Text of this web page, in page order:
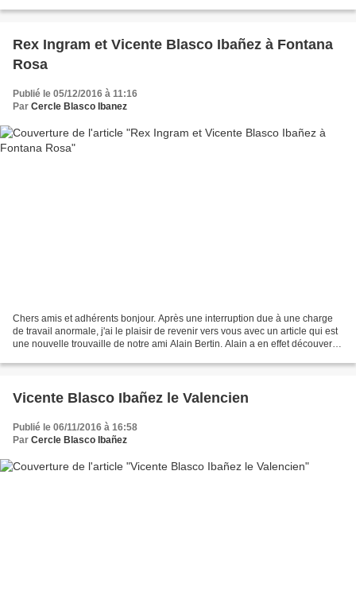
Rex Ingram et Vicente Blasco Ibañez à Fontana
Rosa
Publié le 05/12/2016 à 11:16
Par Cercle Blasco Ibanez
Chers amis et adhérents bonjour. Après une interruption due à une charge
de travail anormale, j'ai le plaisir de revenir vers vous avec un article qui est
une nouvelle trouvaille de notre ami Alain Bertin. Alain a en effet découvert
Vicente Blasco Ibañez le Valencien
Publié le 06/11/2016 à 16:58
Par Cercle Blasco Ibañez